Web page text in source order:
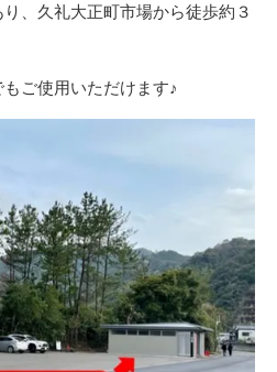
、久礼大正町市場から徒歩約３
ご使用いただけます♪